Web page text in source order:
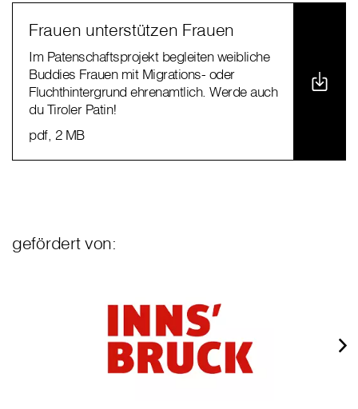
Frauen unterstützen Frauen
Im Patenschaftsprojekt begleiten weibliche
Buddies Frauen mit Migrations- oder
Fluchthintergrund ehrenamtlich. Werde auch
du Tiroler Patin!
pdf, 2 MB
gefördert von: